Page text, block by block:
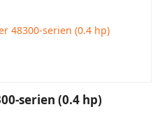
serien (0.4 hp)